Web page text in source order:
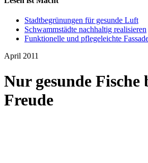
Stadtbegrünungen für gesunde Luft
Schwammstädte nachhaltig realisieren
Funktionelle und pflegeleichte
April 2011
Nur gesunde Fische
Freude